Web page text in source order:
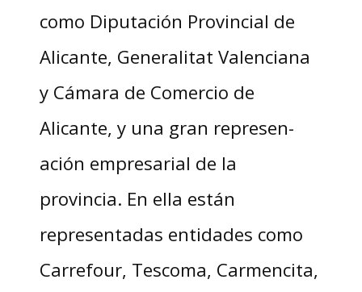
como Diputación Provincial de
Alicante, Generalitat Valenciana
y Cámara de Comercio de
Alicante, y una gran represen-
ación empresarial de la
provincia. En ella están
representadas entidades como
Carrefour, Tescoma, Carmencita,